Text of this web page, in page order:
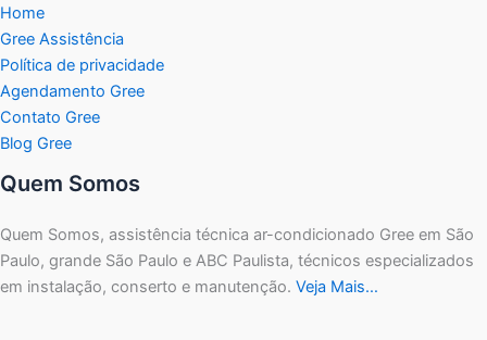
Home
Gree Assistência
Política de privacidade
Agendamento Gree
Contato Gree
Blog Gree
Quem Somos
Quem Somos, assistência técnica ar-condicionado Gree em São
Paulo, grande São Paulo e ABC Paulista, técnicos especializados
em instalação, conserto e manutenção. Veja Mais…